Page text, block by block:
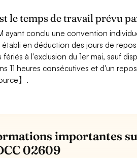
le temps de travail prévu
ayant conclu une convention
établi en déduction des jours de
fériés à l'exclusion du 1er mai, sauf
11 heures consécutives et d'un
】.
importantes
02609